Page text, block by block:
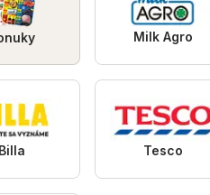
Milk Agro
Billa Tesco